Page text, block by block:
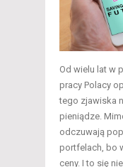
Od wielu lat w
pracy Polacy
tego zjawiska
pieniądze.
odczuwają
portfelach, bo
ceny. I to się